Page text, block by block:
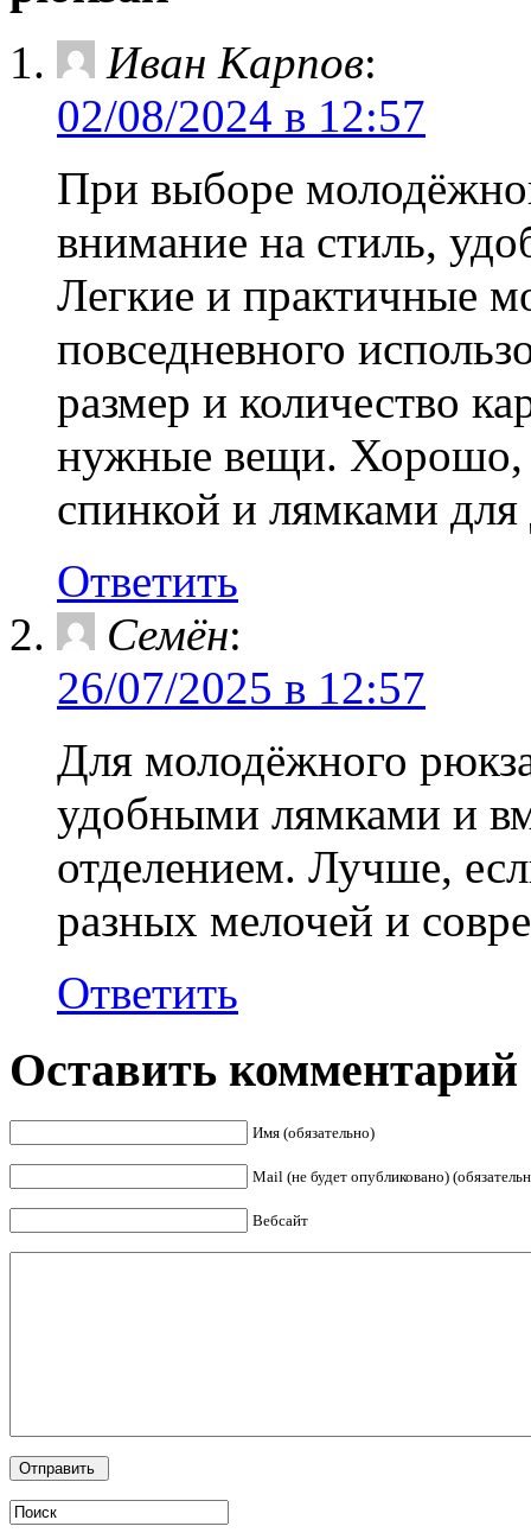
Иван Карпов:
02/08/2024 в 12:57
При выборе
внимание на стиль,
Легкие и практичные
повседневного
размер и количество
нужные вещи. Хорошо,
спинкой и лямками
Ответить
Семён:
26/07/2025 в 12:57
Для молодёжного
удобными лямками и
отделением. Лучше,
разных мелочей и
Ответить
Оставить комментарий
Имя (обязательно)
Mail (не будет опубликовано)
Вебсайт